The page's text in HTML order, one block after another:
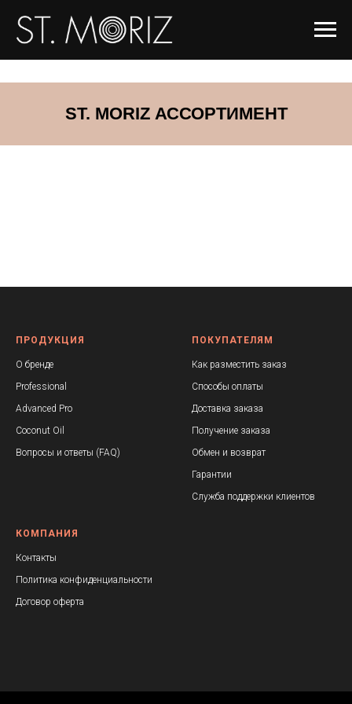
ST. MORIZ АССОРТИМЕНТ
ПРОДУКЦИЯ
О бренде
Professional
Advanced Pro
Coconut Oil
Вопросы и ответы (FAQ)
ПОКУПАТЕЛЯМ
Как разместить заказ
Способы оплаты
Доставка заказа
Получение заказа
Обмен и возврат
Гарантии
Служба поддержки клиентов
КОМПАНИЯ
Контакты
Политика конфиденциальности
Договор оферта